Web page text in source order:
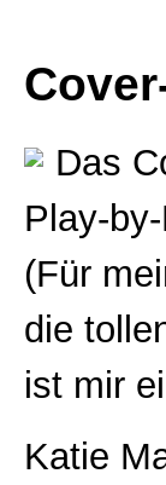
Das
Play-
(Für
die
ist mir
Katie